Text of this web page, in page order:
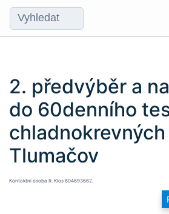
2. předvýběr a
do 60denního
Tlumačov
Kontaktní osoba R. Klos 604693662.